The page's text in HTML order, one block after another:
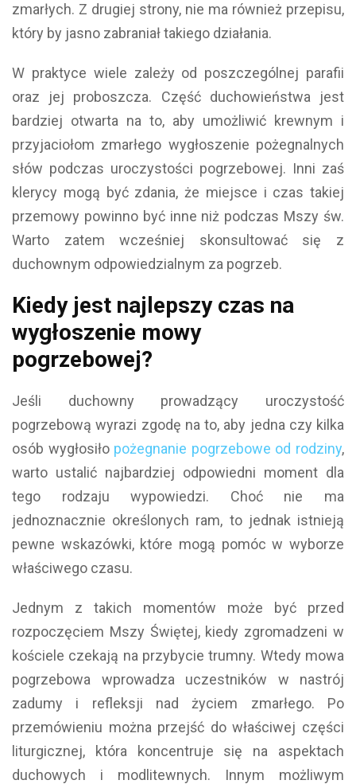
zmarłych. Z drugiej strony, nie ma również przepisu,
który by jasno zabraniał takiego działania.
W praktyce wiele zależy od poszczególnej parafii
oraz jej proboszcza. Część duchowieństwa jest
bardziej otwarta na to, aby umożliwić krewnym i
przyjaciołom zmarłego wygłoszenie pożegnalnych
słów podczas uroczystości pogrzebowej. Inni zaś
klerycy mogą być zdania, że miejsce i czas takiej
przemowy powinno być inne niż podczas Mszy św.
Warto zatem wcześniej skonsultować się z
duchownym odpowiedzialnym za pogrzeb.
Kiedy jest najlepszy czas na
wygłoszenie mowy
pogrzebowej?
Jeśli duchowny prowadzący uroczystość
pogrzebową wyrazi zgodę na to, aby jedna czy kilka
osób wygłosiło pożegnanie pogrzebowe od rodziny,
warto ustalić najbardziej odpowiedni moment dla
tego rodzaju wypowiedzi. Choć nie ma
jednoznacznie określonych ram, to jednak istnieją
pewne wskazówki, które mogą pomóc w wyborze
właściwego czasu.
Jednym z takich momentów może być przed
rozpoczęciem Mszy Świętej, kiedy zgromadzeni w
kościele czekają na przybycie trumny. Wtedy mowa
pogrzebowa wprowadza uczestników w nastrój
zadumy i refleksji nad życiem zmarłego. Po
przemówieniu można przejść do właściwej części
liturgicznej, która koncentruje się na aspektach
duchowych i modlitewnych. Innym możliwym